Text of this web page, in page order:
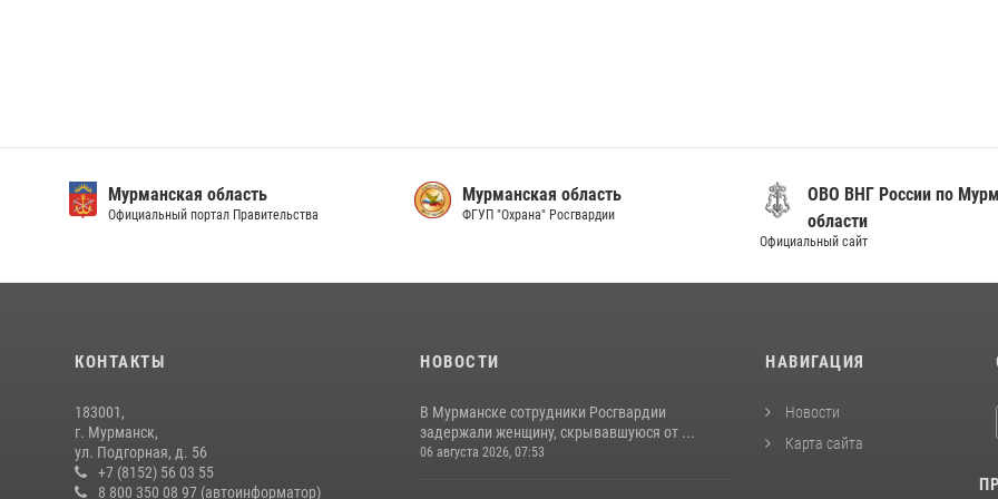
Мурманская область
Официальный портал Правительства
Мурманская область
ФГУП "Охрана" Росгвардии
ОВО ВНГ России по
области
Официальный сайт
КОНТАКТЫ
183001,
г. Мурманск,
ул. Подгорная, д. 56
+7 (8152) 56 03 55
8 800 350 08 97 (автоинформатор)
НОВОСТИ
В Мурманске сотрудники Росгвардии
задержали женщину, скрывавшуюся от ...
06 августа 2026, 07:53
НАВИГАЦИЯ
Новости
Карта сайта